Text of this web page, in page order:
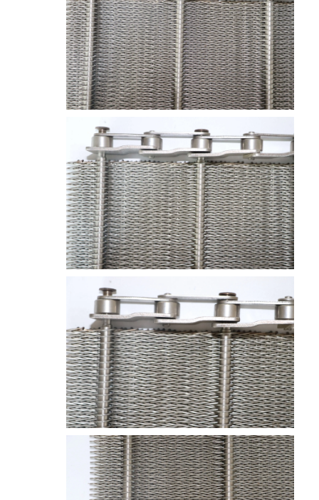
حزام شبكي من الستانلس ستيل
شبكة الأسلاك الحلزونية
شبكة سلكية درجة حرارة عالية
حزام شبكة الغذاء
حزام النقل على شكل قرص العسل
لوحة سلسلة ناقل
حزام شبكي للطاقة الشمسية الكهروضوئية
حزام الفريزر الحلزوني
سيور نقل الفرن